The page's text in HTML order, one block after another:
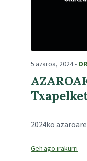
5 azaroa, 2024-
2024ko